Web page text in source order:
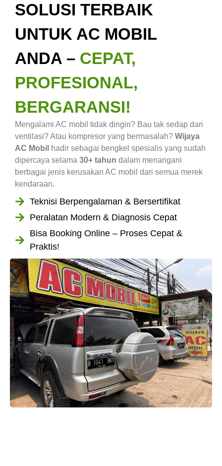
SOLUSI TERBAIK
UNTUK AC MOBIL
ANDA – CEPAT,
PROFESIONAL,
BERGARANSI!
Mengalami AC mobil tidak dingin? Bau tak sedap dari
ventilasi? Atau kompresor yang bermasalah? Wijaya
AC Mobil hadir sebagai bengkel spesialis yang sudah
dipercaya selama 30+ tahun dalam menangani
berbagai jenis kerusakan AC mobil dari semua merek
kendaraan.
Teknisi Berpengalaman & Bersertifikat
Peralatan Modern & Diagnosis Cepat
Bisa Booking Online – Proses Cepat &
Praktis!